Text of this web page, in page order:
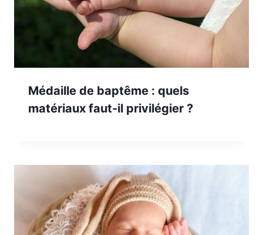
Médaille de baptême : quels
matériaux faut-il privilégier ?